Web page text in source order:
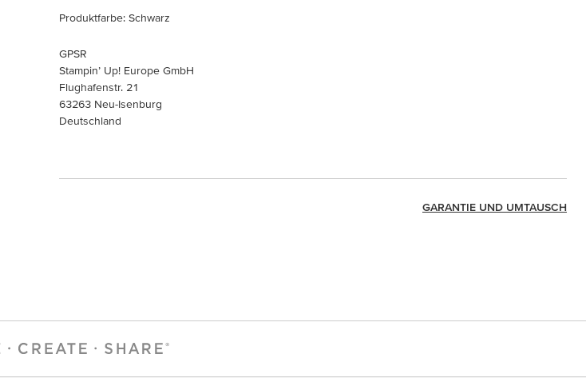
Produktfarbe: Schwarz
GPSR
Stampin’ Up! Europe GmbH
Flughafenstr. 21
63263 Neu-Isenburg
Deutschland
GARANTIE UND UMTAUSCH